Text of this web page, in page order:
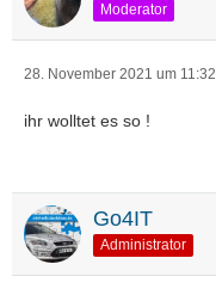
Moderator
28. November 2021 um 11:32
ihr wolltet es so !
Go4IT
Administrator